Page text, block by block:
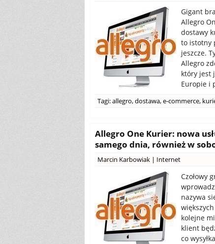
Gigant
Allegro
dostawy
to istotny
jeszcze.
Allegro
który jest
Europie i
Tagi:allegro,dostawa,e-commerce,
Allegro One Kurier: nowa
samego dnia, również w
Marcin Karbowiak | Internet
Czołowy
nazywa
kolejne
klient
co